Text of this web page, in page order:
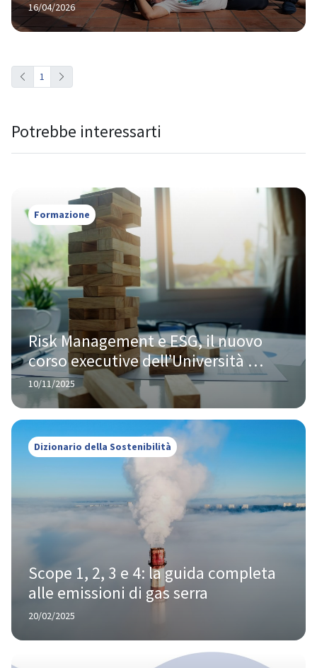
16/04/2026
1
Potrebbe interessarti
Formazione
Risk Management e ESG, il nuovo
corso executive dell’Università
Bicocca
10/11/2025
Dizionario della Sostenibilità
Scope 1, 2, 3 e 4: la guida completa
alle emissioni di gas serra
20/02/2025